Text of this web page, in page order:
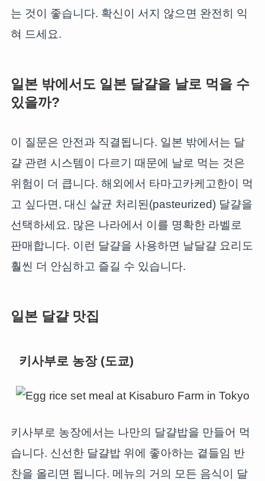
는 것이 좋습니다. 확신이 서지 않으면 완전히 익
혀 드세요.
일본 밖에서도 일본 달걀을 날로 먹을 수
있을까?
이 질문은 안전과 직결됩니다. 일본 밖에서는 달
걀 관련 시스템이 다르기 때문에 날로 먹는 것은
위험이 더 큽니다. 해외에서 타마고카케고한이 먹
고 싶다면, 대신 살균 처리된(pasteurized) 달걀을
선택하세요. 많은 나라에서 이를 명확한 라벨로
판매합니다. 이런 달걀을 사용하면 날달걀 요리도
훨씬 더 안심하고 즐길 수 있습니다.
일본 달걀 맛집
키사부로 농장 (도쿄)
키사부로 농장에서는 나만의 달걀밥을 만들어 먹
습니다. 신선한 달걀밥 위에 좋아하는 곁들임 반
찬을 올리면 됩니다. 메뉴의 거의 모든 음식이 달